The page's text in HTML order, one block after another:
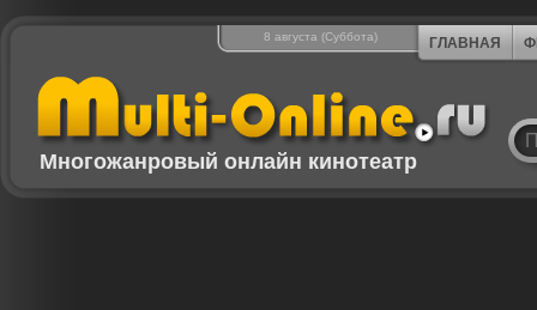
8 августа (Суббота) ГЛАВНАЯ
Многожанровый онлайн кинотеатр